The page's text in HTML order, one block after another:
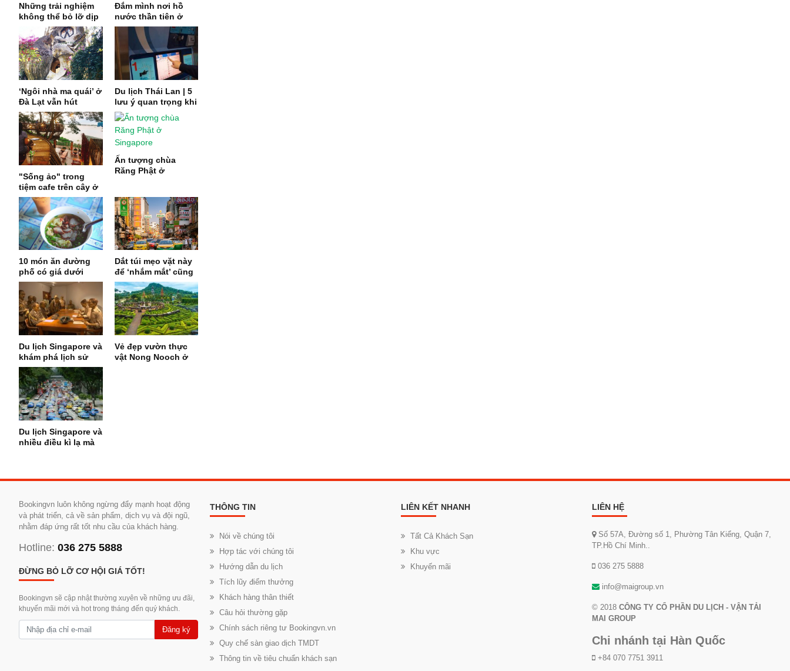
Những trải nghiệm
không thể bỏ lỡ dịp
khi đến Vinpearl Nha
Trang
Đắm mình nơi hồ
nước thần tiên ở
Khlong Thom
‘Ngôi nhà ma quái’ ở
Đà Lạt vẫn hút
khách sau gần 30
năm
Du lịch Thái Lan | 5
lưu ý quan trọng khi
sử dụng tàu...
"Sống ảo" trong
tiệm cafe trên cây ở
Cần Thơ
Ấn tượng chùa
Răng Phật ở
10 món ăn đường
phố có giá dưới
50.000 đồng đã đến
du lịch Thái Lan
nhất định nên thử
Dắt túi mẹo vặt này
để ‘nhắm mắt’ cũng
có chuyến du lịch
Thái...
Du lịch Singapore và
khám phá lịch sử
đảo quốc ở Images
of Singapore
Vẻ đẹp vườn thực
vật Nong Nooch ở
Du lịch Singapore và
nhiều điều kì lạ mà
Bookingvn luôn không ngừng đẩy mạnh hoạt động
và phát triển, cả về sản phẩm, dịch vụ và đội ngũ,
nhằm đáp ứng rất tốt nhu cầu của khách hàng.
Hotline: 036 275 5888
ĐỪNG BỎ LỠ CƠ HỘI GIÁ TỐT!
Bookingvn sẽ cập nhật thường xuyên về những ưu đãi,
khuyến mãi mới và hot trong tháng đến quý khách.
Đăng ký
THÔNG TIN
Nói về chúng tôi
Hợp tác với chúng tôi
Hướng dẫn du lịch
Tích lũy điểm thưởng
Khách hàng thân thiết
Câu hỏi thường gặp
Chính sách riêng tư Bookingvn.vn
Quy chế sàn giao dịch TMDT
Thông tin về tiêu chuẩn khách sạn
LIÊN KẾT NHANH
Tất Cả Khách Sạn
Khu vực
Khuyến mãi
LIÊN HỆ
Số 57A, Đường số 1, Phường Tân Kiểng, Quận 7,
TP.Hồ Chí Minh..
036 275 5888
info@maigroup.vn
© 2018 CÔNG TY CỔ PHẦN DU LỊCH - VẬN TẢI
MAI GROUP
Chi nhánh tại Hàn Quốc
+84 070 7751 3911